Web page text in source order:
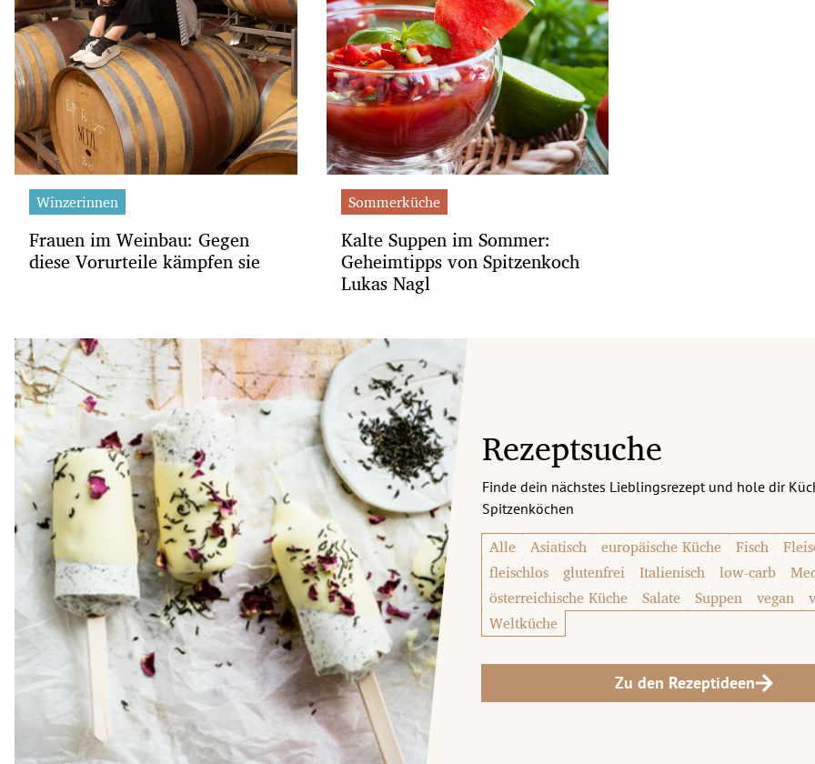
Winzerinnen
Frauen im Weinbau: Gegen
diese Vorurteile kämpfen sie
Sommerküche
Kalte Suppen im Sommer:
Geheimtipps von Spitzenkoch
Lukas Nagl
Rezeptsuche
Finde dein nächstes Lieblingsrezept und hole dir
Spitzenköchen
Alle Asiatisch europäische Küche Fisch
fleischlos
glutenfrei Italienisch low-carb
österreichische Küche
Salate Suppen vegan
Weltküche
Zu den Rezeptideen